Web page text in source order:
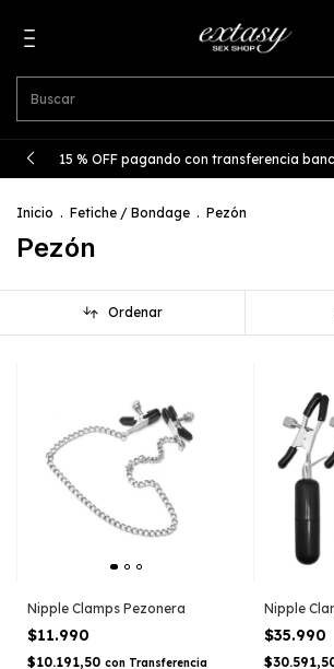
15 % OFF pagando con transferencia
Inicio . Fetiche / Bondage . Pezón
Pezón
Ordenar
Nipple Clamps Pezonera
$11.990
$10.191,50 con Transferencia
Nipple
$35.990